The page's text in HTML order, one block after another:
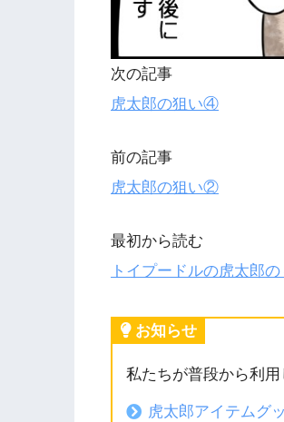
次の記事
虎太郎の狙い④
前の記事
虎太郎の狙い②
最初から読む
トイプードルの虎太郎
お知らせ
私たちが普段から利
虎太郎アイテムグ